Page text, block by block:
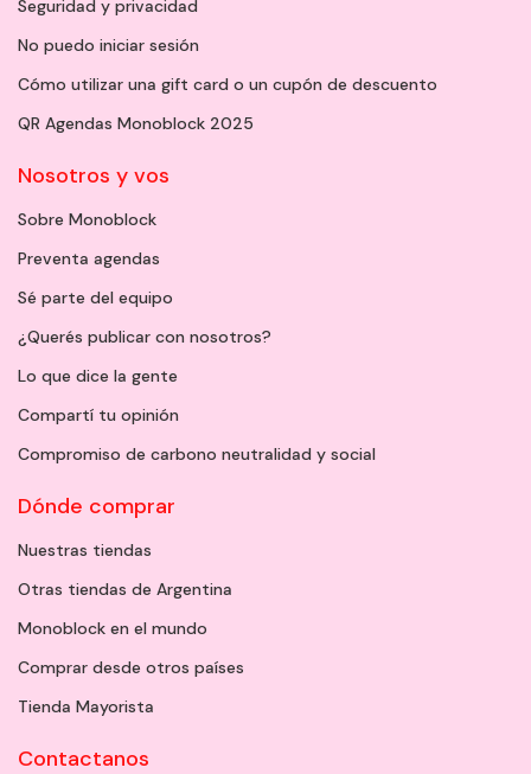
Seguridad y privacidad
No puedo iniciar sesión
Cómo utilizar una gift card o un cupón de descuento
QR Agendas Monoblock 2025
Nosotros y vos
Sobre Monoblock
Preventa agendas
Sé parte del equipo
¿Querés publicar con nosotros?
Lo que dice la gente
Compartí tu opinión
Compromiso de carbono neutralidad y social
Dónde comprar
Nuestras tiendas
Otras tiendas de Argentina
Monoblock en el mundo
Comprar desde otros países
Tienda Mayorista
Contactanos